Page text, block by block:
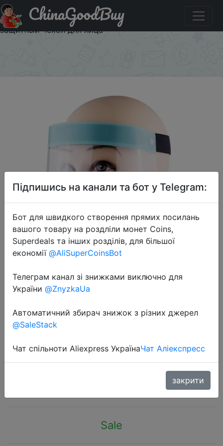
Придбати Защитный экран для лица, защита для глаз,
защитный щит для лица, защитный щит для лица,
защитный чехол для лица
ChinaGoodBuy
2022-05-03
Защитный экран для лица, защита
для глаз, защитный щит для лица,
защитный чехол для лица
Sale
Підпишись на канали та бот у Telegram:
Бот для швидкого створення прямих посилань
вашого товару на роздліли монет Coins,
Superdeals та інших розділів, для більшої
економії @AliSuperCoinsBot
Телеграм канал зі знижками виключно для
України @ZnyzkaUa
Автоматичний збирач знижок з різних джерел
@SaleStack
Чат спільноти Aliexpress УкраїнаЧат Аліекспресс
закрити